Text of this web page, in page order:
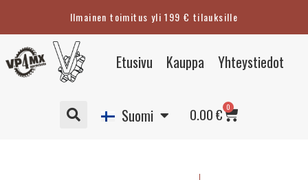
Ilmainen toimitus yli 199 € tilauksille
Etusivu Kauppa Yhteystiedot
Suomi
English
Deutsch
0.00€ 0
Cart